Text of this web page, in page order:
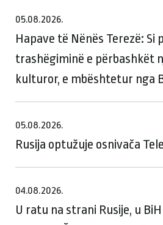
05.08.2026.
Hapave të Nënës Terezë: Si
trashëgiminë e përbashkët
kulturor, e mbështetur nga
05.08.2026.
Rusija optužuje osnivača
04.08.2026.
U ratu na strani Rusije, u